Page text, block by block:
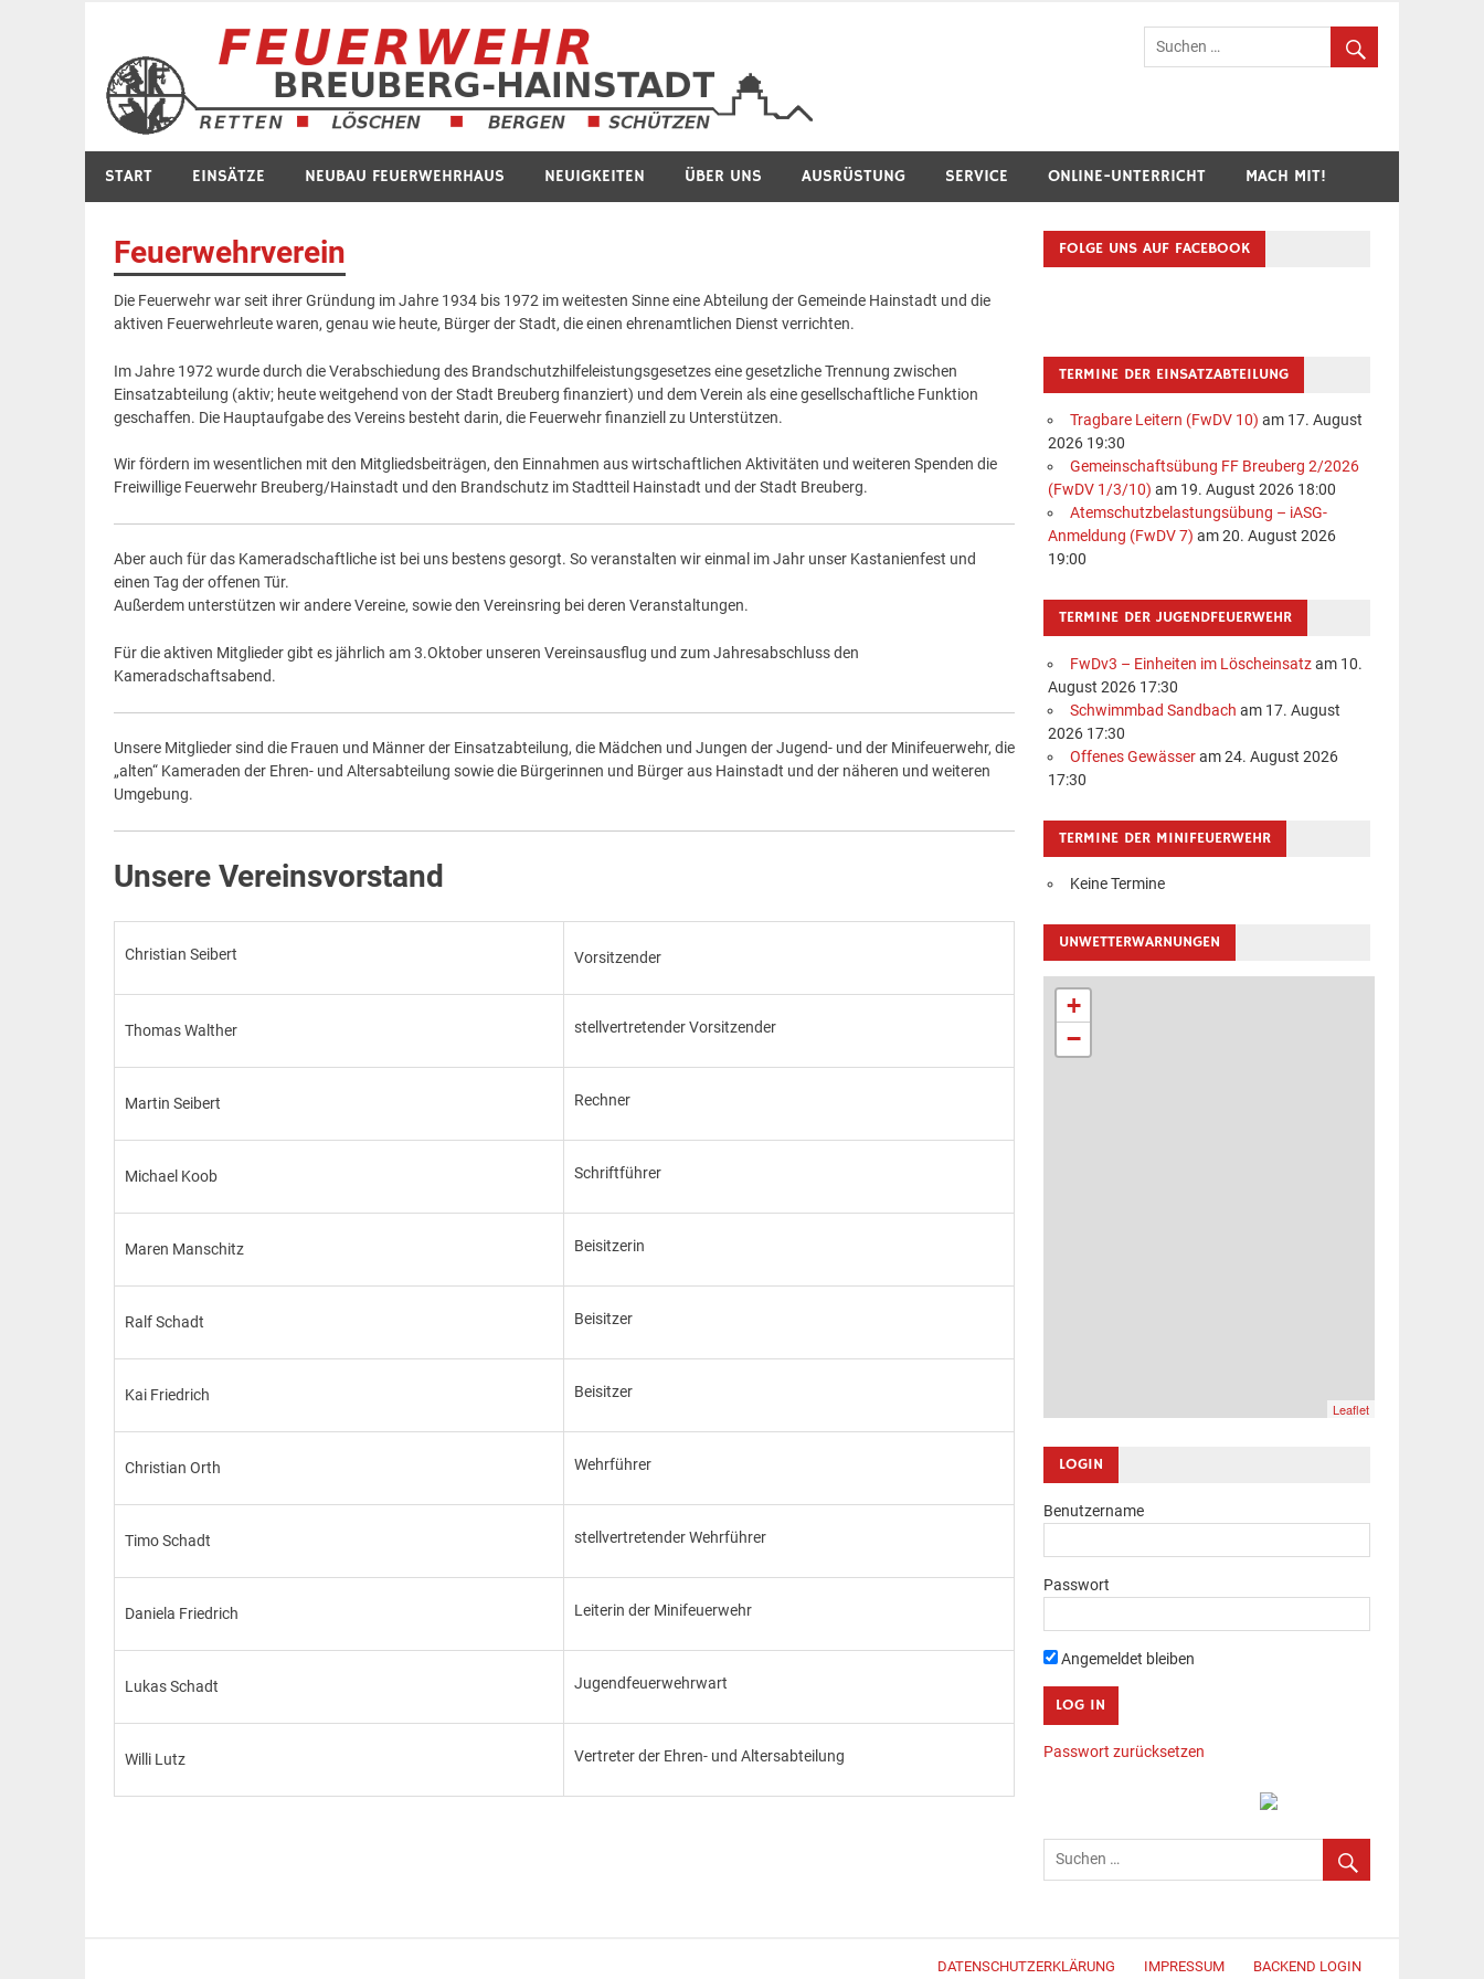
springen
Feuerwehr Breuberg-Hainstadt
START EINSÄTZE NEUBAU FEUERWEHRHAUS NEUIGKEITEN ÜBER UNS AUSRÜSTUNG SERVICE ONLINE-UNTERRICHT MACH MIT!
Feuerwehrverein
Die Feuerwehr war seit ihrer Gründung im Jahre 1934 bis 1972 im weitesten Sinne eine Abteilung der Gemeinde Hainstadt und die
aktiven Feuerwehrleute waren, genau wie heute, Bürger der Stadt, die einen ehrenamtlichen Dienst verrichten.
Im Jahre 1972 wurde durch die Verabschiedung des Brandschutzhilfeleistungsgesetzes eine gesetzliche Trennung zwischen
Einsatzabteilung (aktiv; heute weitgehend von der Stadt Breuberg finanziert) und dem Verein als eine gesellschaftliche Funktion
geschaffen. Die Hauptaufgabe des Vereins besteht darin, die Feuerwehr finanziell zu Unterstützen.
Wir fördern im wesentlichen mit den Mitgliedsbeiträgen, den Einnahmen aus wirtschaftlichen Aktivitäten und weiteren Spenden die
Freiwillige Feuerwehr Breuberg/Hainstadt und den Brandschutz im Stadtteil Hainstadt und der Stadt Breuberg.
Aber auch für das Kameradschaftliche ist bei uns bestens gesorgt. So veranstalten wir einmal im Jahr unser Kastanienfest und
einen Tag der offenen Tür.
Außerdem unterstützen wir andere Vereine, sowie den Vereinsring bei deren Veranstaltungen.
Für die aktiven Mitglieder gibt es jährlich am 3.Oktober unseren Vereinsausflug und zum Jahresabschluss den
Kameradschaftsabend.
Unsere Mitglieder sind die Frauen und Männer der Einsatzabteilung, die Mädchen und Jungen der Jugend- und der Minifeuerwehr, die
„alten“ Kameraden der Ehren- und Altersabteilung sowie die Bürgerinnen und Bürger aus Hainstadt und der näheren und weiteren
Umgebung.
Unsere Vereinsvorstand
Christian Seibert Vorsitzender
Thomas Walther stellvertretender Vorsitzender
Martin Seibert Rechner
Michael Koob Schriftführer
Maren Manschitz Beisitzerin
Ralf Schadt Beisitzer
Kai Friedrich Beisitzer
Christian Orth Wehrführer
Timo Schadt stellvertretender Wehrführer
Daniela Friedrich Leiterin der Minifeuerwehr
Lukas Schadt Jugendfeuerwehrwart
Willi Lutz Vertreter der Ehren- und Altersabteilung
FOLGE UNS AUF FACEBOOK
TERMINE DER EINSATZABTEILUNG
Tragbare Leitern (FwDV 10) am 17. August
2026 19:30
Gemeinschaftsübung FF Breuberg 2/2026
(FwDV 1/3/10) am 19. August 2026 18:00
Atemschutzbelastungsübung – iASG-
Anmeldung (FwDV 7) am 20. August 2026
19:00
TERMINE DER JUGENDFEUERWEHR
FwDv3 – Einheiten im Löscheinsatzam 10.
August 2026 17:30
Schwimmbad Sandbach am 17. August
2026 17:30
Offenes Gewässeram 24. August 2026
17:30
TERMINE DER MINIFEUERWEHR
Keine Termine
UNWETTERWARNUNGEN
+
−
Leaflet
LOGIN
Benutzername
Passwort
Angemeldet bleiben
Passwort zurücksetzen
DATENSCHUTZERKLÄRUNG IMPRESSUM BACKEND LOGIN